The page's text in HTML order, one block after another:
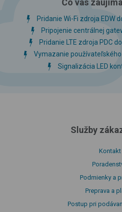
Pridanie Wi-Fi zdroja EDW
Pripojenie centrálnej
Pridanie LTE zdroja PDC
Vymazanie
Signalizácia LED
Služby
Kontakt
Podmienky a
Preprava a
Postup pri